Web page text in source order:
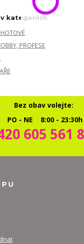
kategoriích
PROFESE
Bez obav volejte:
PO - NE 8:00 - 23:30h
605 561